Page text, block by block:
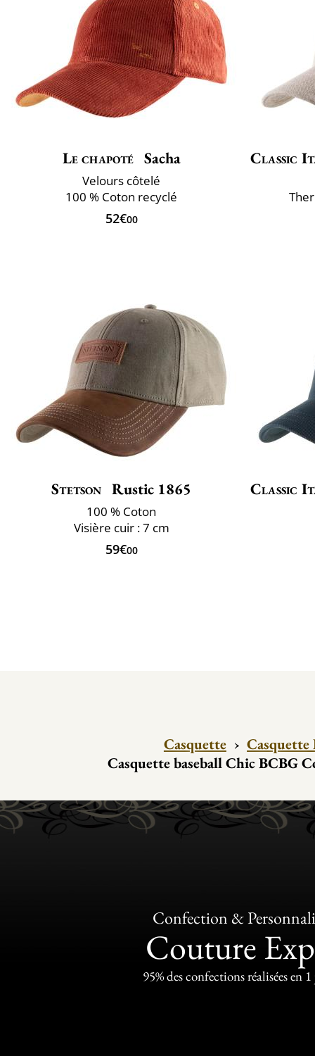
Le chapoté Sacha
Velours côtelé
100 % Coton recyclé
52€00
Classic
Stetson Rustic 1865
100 % Coton
Visière cuir : 7 cm
59€00
Classic
Casquette › Casquette
Casquette baseball Chic BCBG
Confection &
Couture
95% des confections réalisées en